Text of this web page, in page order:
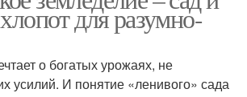
для разумно-
о богатых урожаях, не
усилий. И понятие «ленивого» сада